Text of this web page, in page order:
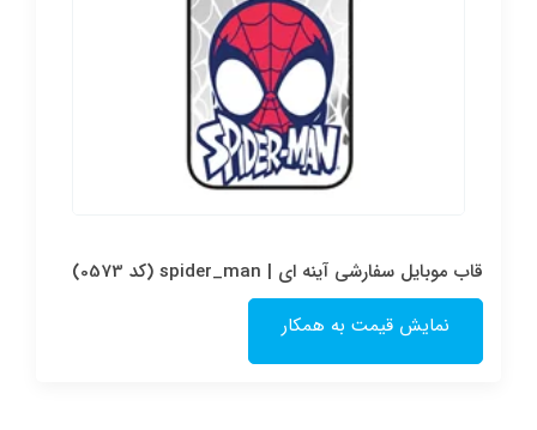
قاب موبایل سفارشی آینه ای | spider_man (کد 0573)
نمایش قیمت به همکار